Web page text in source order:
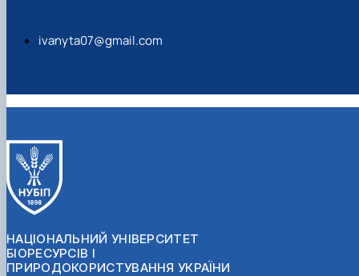
ivanyta07@gmail.com
НАЦІОНАЛЬНИЙ УНІВЕРСИТЕТ
БІОРЕСУРСІВ І
ПРИРОДОКОРИСТУВАННЯ УКРАЇНИ